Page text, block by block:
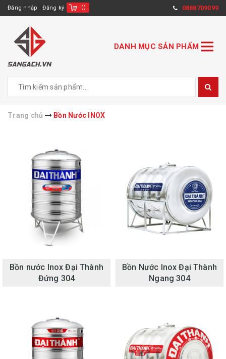
Đăng nhập Đăng ký () 0888709099
DANH MỤC SẢN PHẨM
Trang chủ Bồn Nước INOX
Bồn nước Inox Đại Thành
Đứng 304
Bồn Nước Inox Đại Thành
Ngang 304